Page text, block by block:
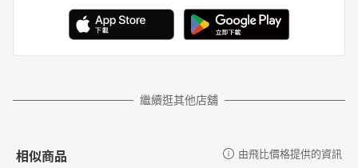
繼續逛其他店舖
相似商品 由飛比價格提供的資訊